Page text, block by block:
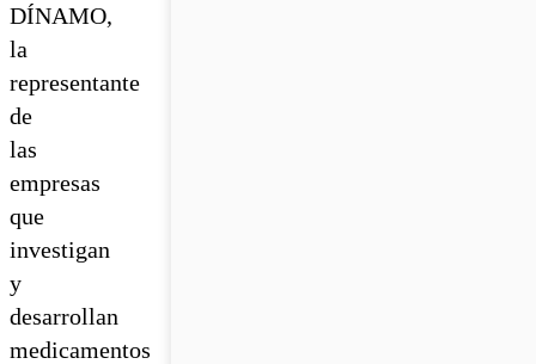
DÍNAMO,
la
representante
de
las
empresas
que
investigan
y
desarrollan
medicamentos